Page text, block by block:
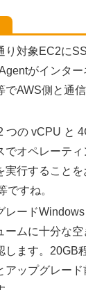
り対象EC2に
がインタ
でAWS側と通
つの vCPU と
でオペレーテ
実行することを
ですね。
レード
ームに十分な
します。20GB
アップグレー